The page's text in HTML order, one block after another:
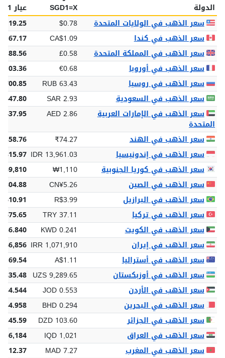
الدولة SGD1=X
عيار 21
سعر الذهب في الولايات المتحدة
$0.78
$119.25
سعر الذهب في كندا
CA$1.09
سعر الذهب في المملكة المتحدة
£0.58
£88.56
سعر الذهب في أوروبا
€0.68
€103.36
سعر الذهب في روسيا
RUB 63.43
سعر الذهب في السعودية
SAR 2.93
447.80
سعر الذهب في الإمارات العربية
المتحدة
AED 2.86
437.95
سعر الذهب في الهند
₹74.27
سعر الذهب في إندونيسيا
IDR 13,961.03
سعر الذهب في كوريا الجنوبية
₩1,110
سعر الذهب في الصين
CN¥5.26
سعر الذهب في البرازيل
R$3.99
سعر الذهب في تركيا
TRY 37.11
سعر الذهب في الكويت
KWD 0.241
36.840
سعر الذهب في إيران
IRR 1,071,910
سعر الذهب في أستراليا
A$1.11
سعر الذهب في أوزبكستان
UZS 9,289.65
سعر الذهب في الأردن
JOD 0.553
84.544
سعر الذهب في البحرين
BHD 0.294
44.958
سعر الذهب في الجزائر
DZD 103.60
سعر الذهب في العراق
IQD 1,021
سعر الذهب في المغرب
MAD 7.27